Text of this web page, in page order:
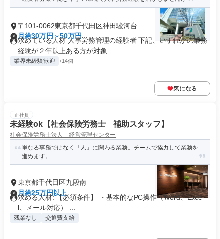
〒101-0062東京都千代田区神田駿河台
月給30万円～50万円
求めている人材 人事労務管理の経験者 下記、いずれかの業務
経験が２年以上ある方が対象...
業界未経験歓迎 +14個
気になる
正社員
未経験ok【社会保険労務士 補助スタッフ】
社会保険労務士法人 経営管理センター
単なる事務ではなく「人」に関わる業務。チームで協力して業務を
進めます。
東京都千代田区九段南
月給25万円以上
求める人材: 【必須条件】 ・基本的なPC操作（Word、Exce
l、メール対応） ...
残業なし 交通費支給